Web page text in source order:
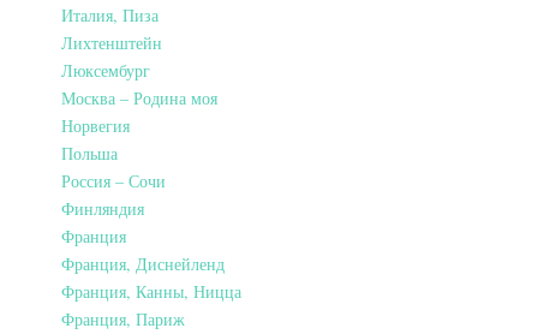
Италия, Пиза
Лихтенштейн
Люксембург
Москва – Родина моя
Норвегия
Польша
Россия – Сочи
Финляндия
Франция
Франция, Диснейленд
Франция, Канны, Ницца
Франция, Париж